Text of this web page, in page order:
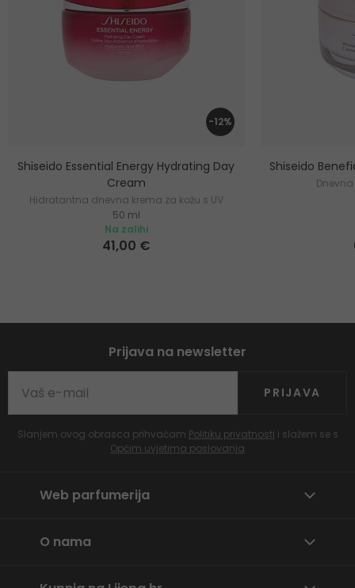
-12%
Shiseido Essential Energy Hydrating Day
Cream
Hidratantna dnevna krema za kožu s UV
zaštitom
50 ml
Na zalihi
41,00 €
Shiseido
Prijava na newsletter
PRIJAVA
Slanjem ovog obrasca prihvaćam Politiku privatnosti i slažem se s
Općim uvjetima poslovanja
Web parfumerija
O nama